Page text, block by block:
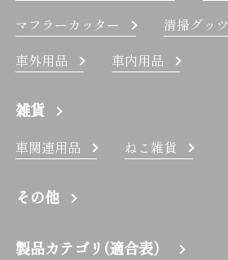
マフラーカッター
清掃グッツ
車外用品
車内用品
雑貨
車関連用品 ねこ雑貨
その他
製品カテゴリ(適合表）